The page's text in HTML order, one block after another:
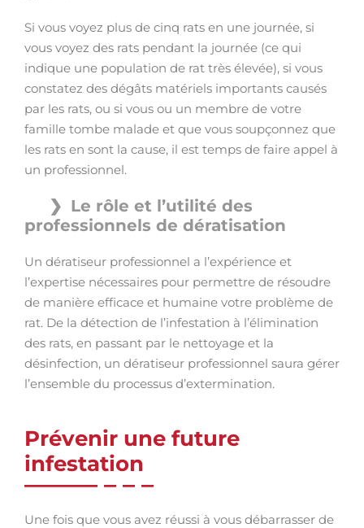
Si vous voyez plus de cinq rats en une journée, si
vous voyez des rats pendant la journée (ce qui
indique une population de rat très élevée), si vous
constatez des dégâts matériels importants causés
par les rats, ou si vous ou un membre de votre
famille tombe malade et que vous soupçonnez que
les rats en sont la cause, il est temps de faire appel à
un professionnel.
Le rôle et l’utilité des
professionnels de dératisation
Un dératiseur professionnel a l’expérience et
l’expertise nécessaires pour permettre de résoudre
de manière efficace et humaine votre problème de
rat. De la détection de l’infestation à l’élimination
des rats, en passant par le nettoyage et la
désinfection, un dératiseur professionnel saura gérer
l’ensemble du processus d’extermination.
Prévenir une future
infestation
Une fois que vous avez réussi à vous débarrasser de